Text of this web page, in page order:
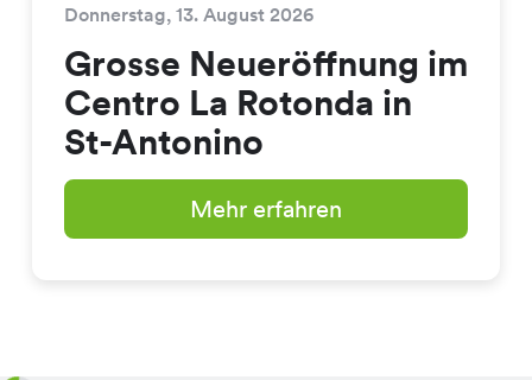
Donnerstag, 13. August 2026
Grosse Neueröffnung im
Centro La Rotonda in
St-Antonino
Mehr erfahren